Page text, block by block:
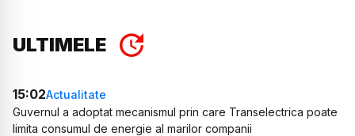
ULTIMELE
15:02Actualitate
Guvernul a adoptat mecanismul prin care Transelectrica poate
limita consumul de energie al marilor companii